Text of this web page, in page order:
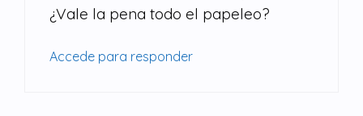
¿Vale la pena todo el papeleo?
Accede para responder